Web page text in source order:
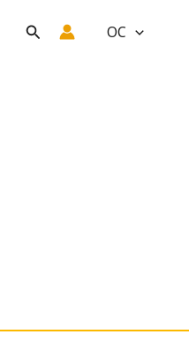
Search OC